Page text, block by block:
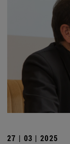
27 | 03 | 2025